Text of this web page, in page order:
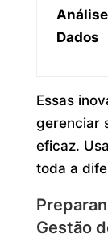
Dados
Essas
gerenciar
eficaz.
toda a
Gestão